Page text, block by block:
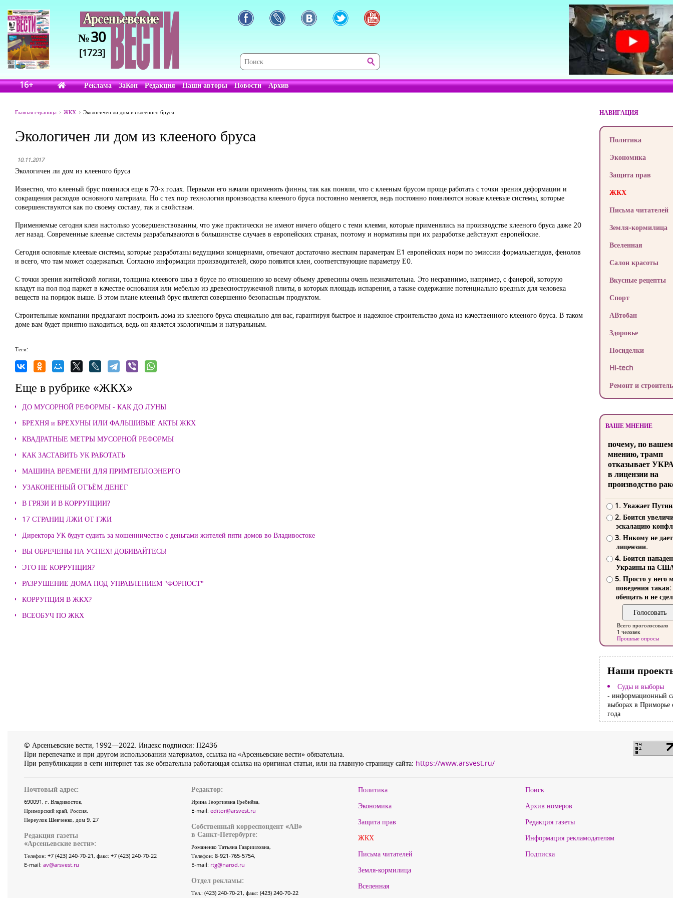
№30
[1723]
16+ Реклама ЗаКон Редакция Наши авторы Новости Архив
Главная страница ЖКХ Экологичен ли дом из клееного бруса
Экологичен ли дом из клееного бруса
10.11.2017
Экологичен ли дом из клееного бруса
Известно, что клееный брус появился еще в 70-х годах. Первыми его начали применять финны, так как поняли, что с клееным брусом проще работать с точки зрения деформации и
сокращения расходов основного материала. Но с тех пор технология производства клееного бруса постоянно меняется, ведь постоянно появляются новые клеевые системы, которые
совершенствуются как по своему составу, так и свойствам.
Применяемые сегодня клеи настолько усовершенствованны, что уже практически не имеют ничего общего с теми клеями, которые применялись на производстве клееного бруса даже 20
лет назад. Современные клеевые системы разрабатываются в большинстве случаев в европейских странах, поэтому и нормативы при их разработке действуют европейские.
Сегодня основные клеевые системы, которые разработаны ведущими концернами, отвечают достаточно жестким параметрам Е1 европейских норм по эмиссии формальдегидов, фенолов
и всего, что там может содержаться. Согласно информации производителей, скоро появятся клеи, соответствующие параметру Е0.
С точки зрения житейской логики, толщина клеевого шва в брусе по отношению ко всему объему древесины очень незначительна. Это несравнимо, например, с фанерой, которую
кладут на пол под паркет в качестве основания или мебелью из древесностружечной плиты, в которых площадь испарения, а также содержание потенциально вредных для человека
веществ на порядок выше. В этом плане клееный брус является совершенно безопасным продуктом.
Строительные компании предлагают построить дома из клееного бруса специально для вас, гарантируя быстрое и надежное строительство дома из качественного клееного бруса. В таком
доме вам будет приятно находиться, ведь он является экологичным и натуральным.
Теги:
Еще в рубрике «ЖКХ»
ДО МУСОРНОЙ РЕФОРМЫ - КАК ДО ЛУНЫ
БРЕХНЯ и БРЕХУНЫ ИЛИ ФАЛЬШИВЫЕ АКТЫ ЖКХ
КВАДРАТНЫЕ МЕТРЫ МУСОРНОЙ РЕФОРМЫ
КАК ЗАСТАВИТЬ УК РАБОТАТЬ
МАШИНА ВРЕМЕНИ ДЛЯ ПРИМТЕПЛОЭНЕРГО
УЗАКОНЕННЫЙ ОТЪЁМ ДЕНЕГ
В ГРЯЗИ И В КОРРУПЦИИ?
17 СТРАНИЦ ЛЖИ ОТ ГЖИ
Директора УК будут судить за мошенничество с деньгами жителей пяти домов во Владивостоке
ВЫ ОБРЕЧЕНЫ НА УСПЕХ! ДОБИВАЙТЕСЬ!
ЭТО НЕ КОРРУПЦИЯ?
РАЗРУШЕНИЕ ДОМА ПОД УПРАВЛЕНИЕМ "ФОРПОСТ"
КОРРУПЦИЯ В ЖКХ?
ВСЕОБУЧ ПО ЖКХ
НАВИГАЦИЯ
Политика
Экономика
Защита прав
ЖКХ
Письма читателей
Земля-кормилица
Вселенная
Салон красоты
Вкусные рецепты
Спорт
АВтобан
Здоровье
Посиделки
Hi-tech
Ремонт и
ВАШЕ МНЕНИЕ
почему, по
мнению, трамп
отказывает
в лицензии на
производство
1. Уважает
2. Боится
эскалацию
3. Никому не
лицензии.
4. Боится
Украины на
5. Просто у него
поведения такая:
обещать и не
Всего проголосовало
1 человек
Прошлые опросы
Наши
Суды и выборы
- информационный
выборах в Приморье
года
© Арсеньевские вести, 1992—2022. Индекс подписки: П2436
При перепечатке и при другом использовании материалов, ссылка на «Арсеньевские вести» обязательна.
При републикации в сети интернет так же обязательна работающая ссылка на оригинал статьи, или на главную страницу сайта: https://www.arsvest.ru/
Почтовый адрес:
690091, г. Владивосток,
Приморский край, Россия.
Переулок Шевченко, дом 9, 27
Редакция газеты
«Арсеньевские вести»:
Телефон: +7 (423) 240-70-21, факс: +7 (423) 240-70-22
E-mail: av@arsvest.ru
Редактор:
Ирина Георгиевна Гребнёва,
E-mail: editor@arsvest.ru
Собственный корреспондент «АВ»
в Санкт-Петербурге:
Романенко Татьяна Гаврииловна,
Телефон: 8-921-765-5754,
E-mail: rtg@narod.ru
Отдел рекламы:
Тел.: (423) 240-70-21, факс: (423) 240-70-22
Политика
Экономика
Защита прав
ЖКХ
Письма читателей
Земля-кормилица
Вселенная
Поиск
Архив номеров
Редакция газеты
Информация рекламодателям
Подписка